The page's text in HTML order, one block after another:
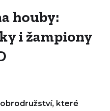
houby:
i žampiony
které